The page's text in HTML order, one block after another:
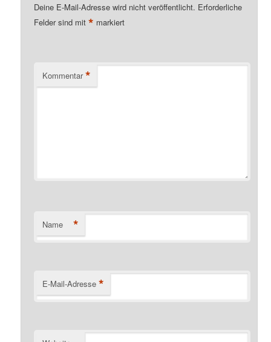
Deine E-Mail-Adresse wird nicht veröffentlicht. Erforderliche
Felder sind mit* markiert
Kommentar *
Name *
E-Mail-Adresse *